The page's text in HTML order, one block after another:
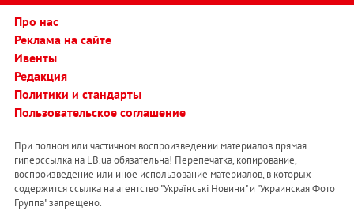
Про нас
Реклама на сайте
Ивенты
Редакция
Политики и стандарты
Пользовательское соглашение
При полном или частичном воспроизведении материалов прямая
гиперссылка на LB.ua обязательна! Перепечатка, копирование,
воспроизведение или иное использование материалов, в которых
содержится ссылка на агентство "Українськi Новини" и "Украинская Фото
Группа" запрещено.